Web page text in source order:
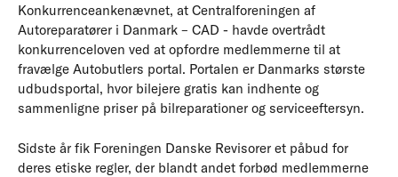
Konkurrenceankenævnet, at Centralforeningen af
Autoreparatører i Danmark – CAD - havde overtrådt
konkurrenceloven ved at opfordre medlemmerne til at
fravælge Autobutlers portal. Portalen er Danmarks største
udbudsportal, hvor bilejere gratis kan indhente og
sammenligne priser på bilreparationer og serviceeftersyn.
Sidste år fik Foreningen Danske Revisorer et påbud for
deres etiske regler, der blandt andet forbød medlemmerne